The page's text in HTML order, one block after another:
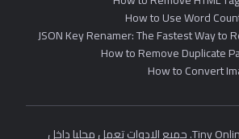
How to Use Word
JSON Key Renamer: The Fastest Way to
How to Remove Duplicate
How to Convert
© 2026 Tiny Online Tools. جميع الادوات تعمل محليا داخل